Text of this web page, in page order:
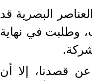
البصرية قد
وطلبت في نهاية
قصدنا، إلا أن